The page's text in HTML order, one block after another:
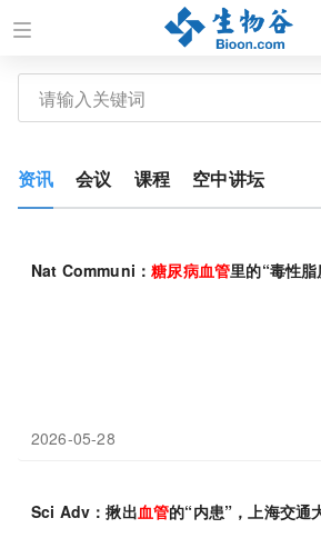
资讯 会议 课程 空中讲坛
Nat Communi：糖尿病血管里的“毒性
2026-05-28
Sci Adv：揪出血管